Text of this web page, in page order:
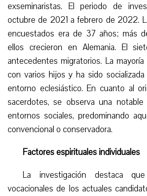
exseminaristas. El periodo de
octubre de 2021 a febrero de 2022.
encuestados era de 37 años; más
ellos crecieron en Alemania. El
antecedentes migratorios. La
con varios hijos y ha sido
entorno eclesiástico. En cuanto al
sacerdotes, se observa una
entornos sociales, predominando
convencional o conservadora.
Factores espirituales individuales
La investigación destaca
vocacionales de los actuales